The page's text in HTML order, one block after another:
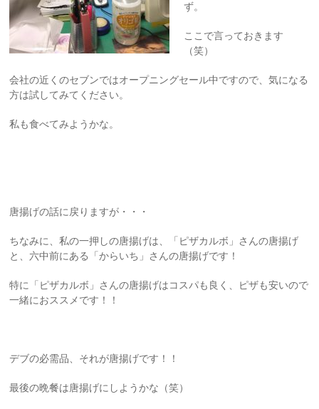
ず。
ここで言っておきます
（笑）
会社の近くのセブンではオープニングセール中ですので、気になる
方は試してみてください。
私も食べてみようかな。
唐揚げの話に戻りますが・・・
ちなみに、私の一押しの唐揚げは、「ピザカルボ」さんの唐揚げ
と、六中前にある「からいち」さんの唐揚げです！
特に「ピザカルボ」さんの唐揚げはコスパも良く、ピザも安いので
一緒におススメです！！
デブの必需品、それが唐揚げです！！
最後の晩餐は唐揚げにしようかな（笑）